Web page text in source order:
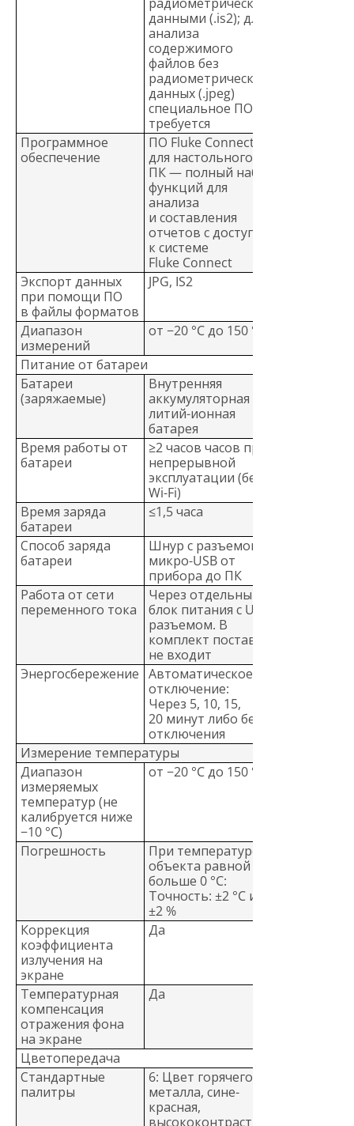
данными (.is2); для
анализа
содержимого
файлов без
радиометрических
данных (.jpeg)
специальное ПО не
требуется
Программное
обеспечение
ПО Fluke Connect®
для настольного
ПК — полный набор
функций для
анализа
и составления
отчетов с доступом
к системе
Fluke Connect
Экспорт данных
при помощи ПО
в файлы форматов
JPG, IS2
Диапазон
измерений
от −20 °C до 150 °C
Питание от батареи
Батареи
(заряжаемые)
Внутренняя
аккумуляторная
литий-ионная
батарея
Время работы от
батареи
≥2 часов часов при
непрерывной
эксплуатации (без
Wi-Fi)
Время заряда
батареи
≤1,5 часа
Способ заряда
батареи
Шнур с разъемом
микро-USB от
прибора до ПК
Работа от сети
переменного тока
Через отдельный
блок питания с USB-
разъемом. В
комплект поставки
не входит
Энергосбережение Автоматическое
отключение:
Через 5, 10, 15,
20 минут либо без
отключения
Измерение температуры
Диапазон
измеряемых
температур (не
калибруется ниже
−10 °C)
от −20 °C до 150 °C
Погрешность
При температуре
объекта равной или
больше 0 °C:
Точность: ±2 °C или
±2 %
Коррекция
коэффициента
излучения на
экране
Да
Температурная
компенсация
отражения фона
на экране
Да
Цветопередача
Стандартные
палитры
6: Цвет горячего
металла, сине-
красная,
высококонтрастная,